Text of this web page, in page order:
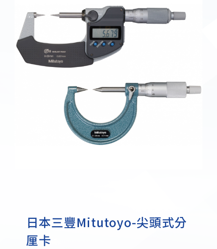
日本三豐Mitutoyo-尖頭式分
厘卡